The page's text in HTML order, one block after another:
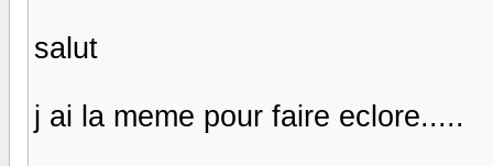
salut
j ai la meme pour faire eclore.....